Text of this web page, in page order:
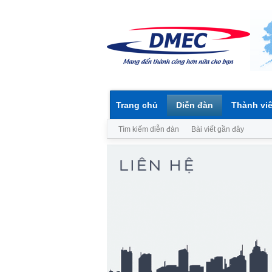
Trang chủ Diễn đàn
Tìm kiếm diễn đàn Bài viết gần đây
Thành